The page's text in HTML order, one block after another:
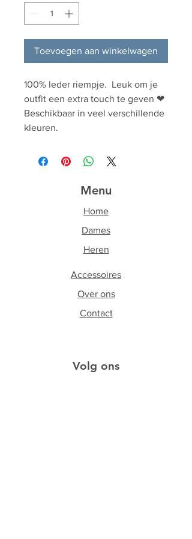
Toevoegen aan winkelwagen
100% leder riempje. Leuk om je
outfit een extra touch te geven ❤
Beschikbaar in veel verschillende
kleuren.
Menu
Home
Dames
Heren
Accessoires
Over ons
Contact
Volg ons